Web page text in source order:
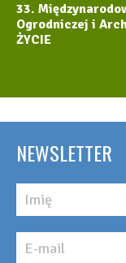
33.
Ogrodniczej i
ŻYCIE
NEWSLETTER